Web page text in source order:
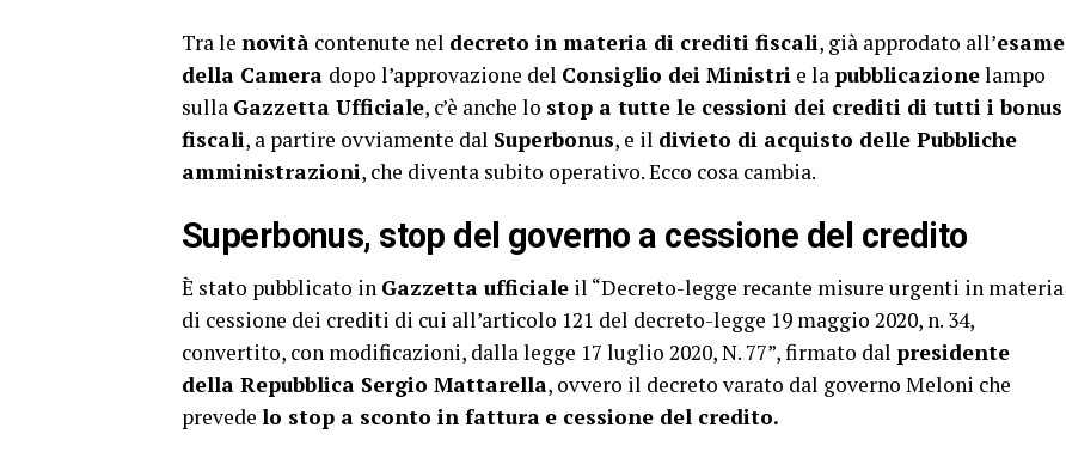
Tra le novità contenute nel decreto in materia di crediti fiscali, già approdato all’esame
della Camera dopo l’approvazione del Consiglio dei Ministri e la pubblicazionelampo
sulla Gazzetta Ufficiale, c’è anche lo stop a tutte le cessioni dei crediti di tutti i bonus
fiscali, a partire ovviamente dal Superbonus, e il divieto di acquisto delle Pubbliche
amministrazioni, che diventa subito operativo. Ecco cosa cambia.
Superbonus, stop del governo a cessione del credito
È stato pubblicato in Gazzetta ufficiale il “Decreto-legge recante misure urgenti in materia
di cessione dei crediti di cui all’articolo 121 del decreto-legge 19 maggio 2020, n. 34,
convertito, con modificazioni, dalla legge 17 luglio 2020, N. 77”, firmato dal presidente
della Repubblica Sergio Mattarella, ovvero il decreto varato dal governo Meloni che
prevede lo stop a sconto in fattura e cessione del credito.